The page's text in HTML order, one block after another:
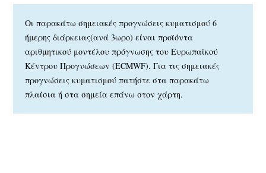
Οι παρακάτω σημειακές προγνώσεις κυματισμού 6
ήμερης διάρκειας(ανά 3ωρο) είναι προϊόντα
αριθμητικού μοντέλου πρόγνωσης του Ευρωπαϊκού
Κέντρου Προγνώσεων (ECMWF). Για τις σημειακές
προγνώσεις κυματισμού πατήστε στα παρακάτω
πλαίσια ή στα σημεία επάνω στον χάρτη.